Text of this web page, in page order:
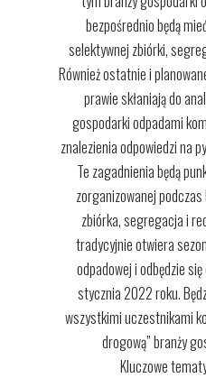
bezpośrednio będą
selektywnej zbiórki,
Również ostatnie i
prawie skłaniają do
gospodarki odpadami
znalezienia odpowiedzi na
Te zagadnienia będą
zorganizowanej
zbiórka, segregacja i
tradycyjnie otwiera
odpadowej i odbędzie
stycznia 2022 roku.
wszystkimi uczestnikami
drogową” branży
Kluczowe